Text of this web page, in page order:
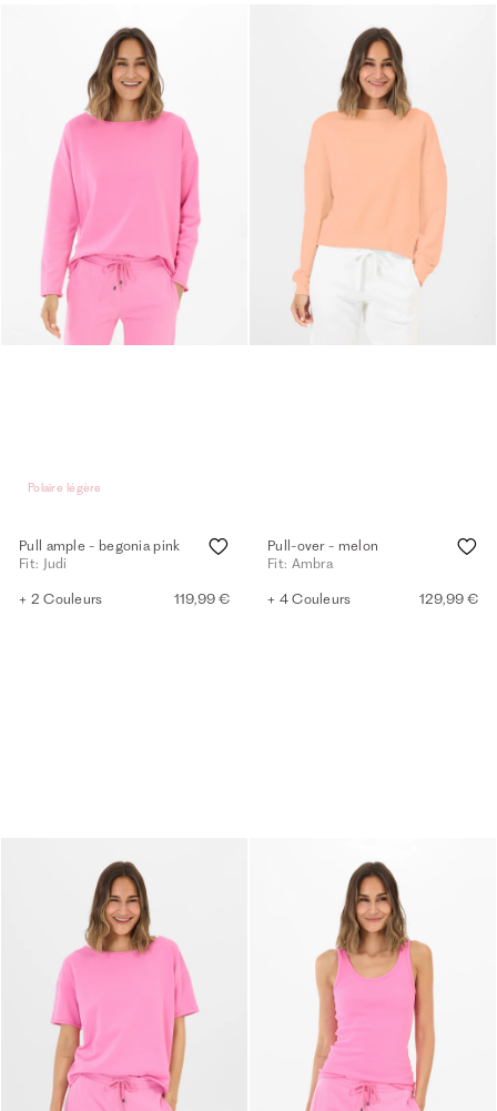
Polaire légère
Pull ample - begonia pink
Fit: Judi
+ 2 Couleurs 119,99 €
Pull-over - melon
Fit: Ambra
+ 4 Couleurs 129,99 €